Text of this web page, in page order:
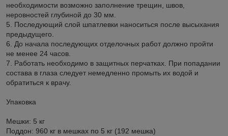
необходимости возможно заполнение трещин, швов,
неровностей глубиной до 30 мм.
5. Последующий слой шпатлевки наноситься после высыхания
предыдущего.
6. До начала последующих отделочных работ должно пройти
не менее 24 часов.
7. Работать необходимо в защитных перчатках. При попадании
состава в глаза следует немедленно промыть их водой и
обратиться к врачу.
Упаковка
Мешки: 5 кг
Поддон: 960 кг в мешках по 5 кг (192 мешка)